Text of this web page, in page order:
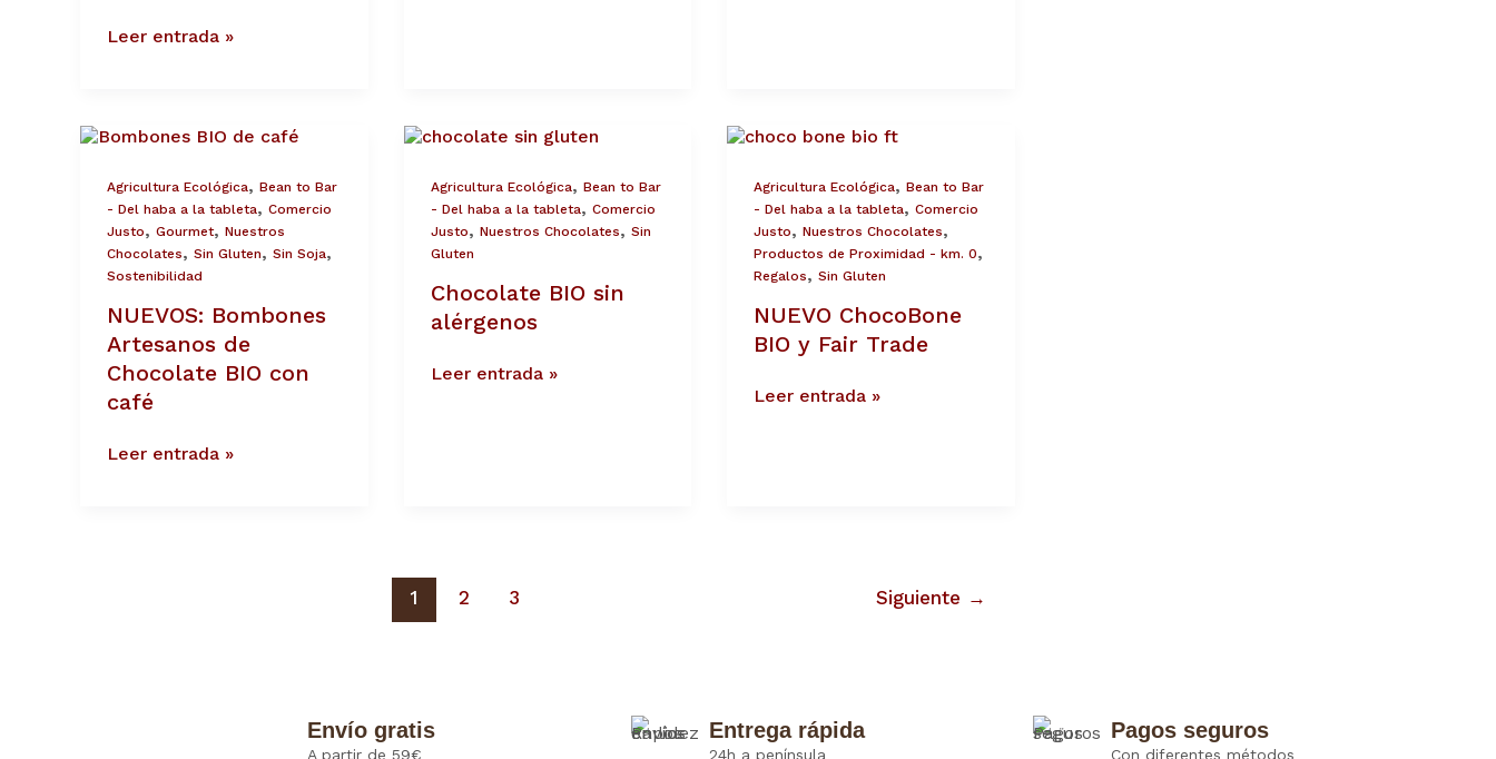
Leer entrada »
Agricultura Ecológica, Bean to Bar
- Del haba a la tableta, Comercio
Justo, Gourmet, Nuestros
Chocolates, Sin Gluten, Sin Soja,
Sostenibilidad
NUEVOS: Bombones
Artesanos de
Chocolate BIO con
café
NUEVOS:
Artesanos
de
Chocolate
BIO
con
Leer entrada »
Agricultura Ecológica, Bean to Bar
- Del haba a la tableta, Comercio
Justo, Nuestros Chocolates, Sin
Gluten
Chocolate BIO sin
alérgenos
Chocolate
sin
alérgenos
Leer entrada »
Agricultura Ecológica,Bean to Bar
- Del haba a la tableta,Comercio
Justo,Nuestros Chocolates,
Productos de Proximidad - km. 0,
Regalos,Sin Gluten
NUEVO ChocoBone
BIO y Fair Trade
NUEVO
BIO
Fair
Trade
Leer entrada »
1 2 3 Siguiente →
Envío gratis
A partir de 59€
Entrega rápida
24h a península
Pagos seguros
Con diferentes métodos